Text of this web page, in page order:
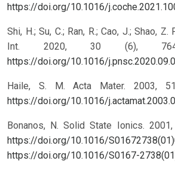
https://doi.org/10.1016/
Shi, H.; Su, C.; Ran, R.; Cao, J.; Shao,
Int. 2020, 30 (6),
https://doi.org/10.1016/
Haile, S. M. Acta Mater. 2003,
https://doi.org/10.1016/
Bonanos, N. Solid State Ionics.
https://doi.org/10.1016/
https://doi.org/10.1016/S0167-